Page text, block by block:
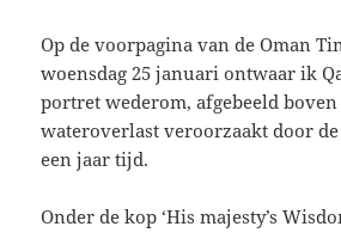
Op de voorpagina van de Oman
woensdag 25 januari ontwaar ik
portret wederom, afgebeeld boven
wateroverlast veroorzaakt door
een jaar tijd.
Onder de kop ‘His majesty’s